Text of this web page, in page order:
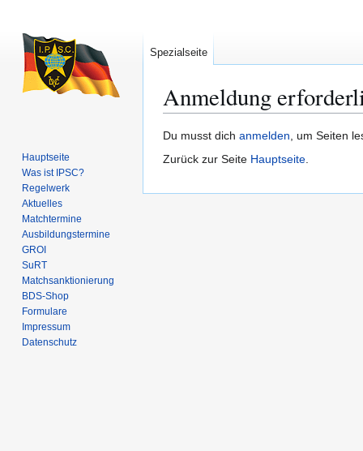
Anmeldung
Zur
Navigation
Zur
Suche
Du musst dich anmelden, um Seiten
Zurück zur Seite Hauptseite.
Spezialseite
Hauptseite
Was ist IPSC?
Regelwerk
Aktuelles
Matchtermine
Ausbildungs­termine
GROI
SuRT
Match­sanktionierung
BDS-Shop
Formulare
Impressum
Datenschutz